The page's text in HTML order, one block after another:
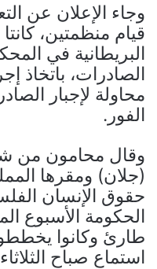
وجاء الإعلان عن
قيام منظمتين،
البريطانية في
الصادرات، باتخاذ
محاولة لإجبار
الفور.
وقال محامون من
(جلان) ومقرها
حقوق الإنسان
الحكومة الأسبوع
طارئ وكانوا
استماع صباح